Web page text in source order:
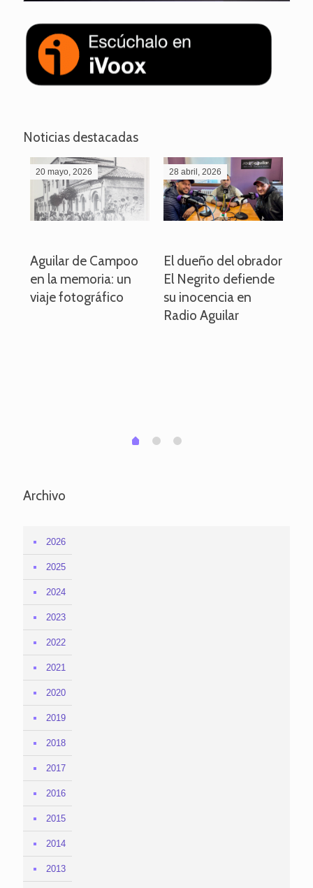
Noticias destacadas
20 mayo, 2026
Aguilar de Campoo
en la memoria: un
viaje fotográfico
28 abril, 2026
El dueño del obrador
El Negrito defiende
su inocencia en
Radio Aguilar
0 1 2
Archivo
2026
2025
2024
2023
2022
2021
2020
2019
2018
2017
2016
2015
2014
2013